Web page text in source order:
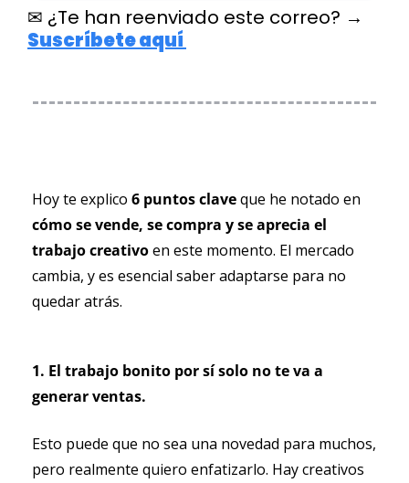
✉ ¿Te han reenviado este correo?
Suscríbete aquí
Hoy te explico 6 puntos clave
cómo se vende, se compra y se aprecia el
trabajo creativo en este momento. El mercado
cambia, y es esencial saber adaptarse para no
quedar atrás.
1. El trabajo bonito por sí solo no te va a
generar ventas.
Esto puede que no sea una novedad para muchos,
pero realmente quiero enfatizarlo. Hay creativos